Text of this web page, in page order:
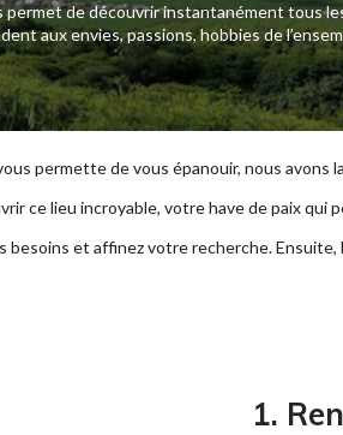
permet de découvrir instantanément tous
aux envies, passions, hobbies de
permette de vous épanouir, nous avons
ce lieu incroyable, votre have de paix
besoins et affinez votre recherche.
1.